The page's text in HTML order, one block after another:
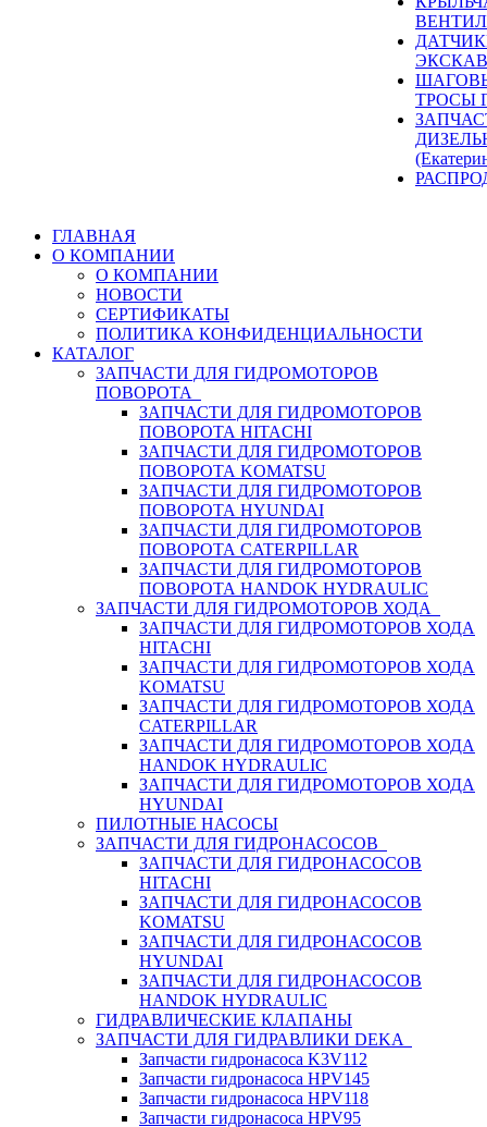
ТРОСЫ
ГЛАВНАЯ
О КОМПАНИИ
О КОМПАНИИ
НОВОСТИ
СЕРТИФИКАТЫ
ПОЛИТИКА КОНФИДЕНЦИАЛЬНОСТИ
КАТАЛОГ
ЗАПЧАСТИ ДЛЯ ГИДРОМОТОРОВ
ПОВОРОТА
ЗАПЧАСТИ ДЛЯ ГИДРОМОТОРОВ
ПОВОРОТА HITACHI
ЗАПЧАСТИ ДЛЯ ГИДРОМОТОРОВ
ПОВОРОТА KOMATSU
ЗАПЧАСТИ ДЛЯ ГИДРОМОТОРОВ
ПОВОРОТА HYUNDAI
ЗАПЧАСТИ ДЛЯ ГИДРОМОТОРОВ
ПОВОРОТА CATERPILLAR
ЗАПЧАСТИ ДЛЯ ГИДРОМОТОРОВ
ПОВОРОТА HANDOK HYDRAULIC
ЗАПЧАСТИ ДЛЯ ГИДРОМОТОРОВ ХОДА
ЗАПЧАСТИ ДЛЯ ГИДРОМОТОРОВ ХОДА
HITACHI
ЗАПЧАСТИ ДЛЯ ГИДРОМОТОРОВ ХОДА
KOMATSU
ЗАПЧАСТИ ДЛЯ ГИДРОМОТОРОВ ХОДА
CATERPILLAR
ЗАПЧАСТИ ДЛЯ ГИДРОМОТОРОВ ХОДА
HANDOK HYDRAULIC
ЗАПЧАСТИ ДЛЯ ГИДРОМОТОРОВ ХОДА
HYUNDAI
ПИЛОТНЫЕ НАСОСЫ
ЗАПЧАСТИ ДЛЯ ГИДРОНАСОСОВ
ЗАПЧАСТИ ДЛЯ ГИДРОНАСОСОВ
HITACHI
ЗАПЧАСТИ ДЛЯ ГИДРОНАСОСОВ
KOMATSU
ЗАПЧАСТИ ДЛЯ ГИДРОНАСОСОВ
HYUNDAI
ЗАПЧАСТИ ДЛЯ ГИДРОНАСОСОВ
HANDOK HYDRAULIC
ГИДРАВЛИЧЕСКИЕ КЛАПАНЫ
ЗАПЧАСТИ ДЛЯ ГИДРАВЛИКИ DEKA
Запчасти гидронасоса K3V112
Запчасти гидронасоса HPV145
Запчасти гидронасоса HPV118
Запчасти гидронасоса HPV95